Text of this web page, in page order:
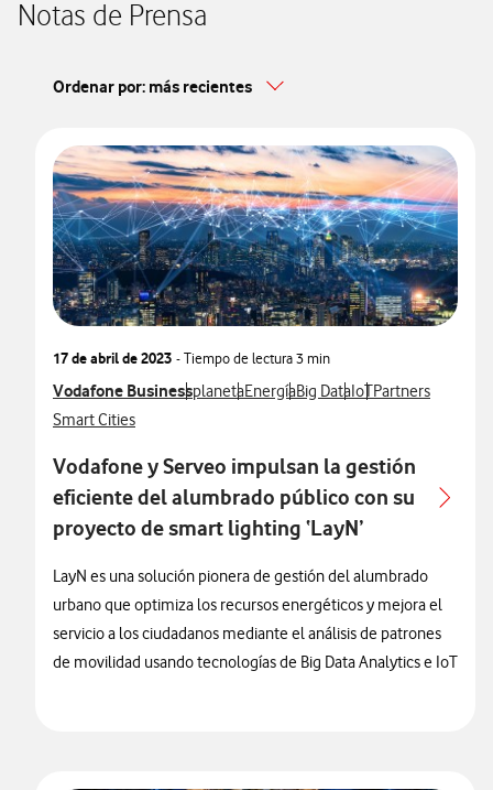
Notas de Prensa
Ordenar por: más recientes
17 de abril de 2023 - Tiempo de lectura3 min
Ver más notas de prensa relacionados con
Vodafone BusinessVer más notas de prensa relacionados con
planetaVer más notas de prensa
EnergíaVer más notas de prensa
Big DataVer más notas de
IoTVer más notas
Partners
Ver más notas de prensa relacionados con
Smart Cities
Vodafone y Serveo impulsan la gestión
eficiente del alumbrado público con su
proyecto de smart lighting ‘LayN’
LayN es una solución pionera de gestión del alumbrado
urbano que optimiza los recursos energéticos y mejora el
servicio a los ciudadanos mediante el análisis de patrones
de movilidad usando tecnologías de Big Data Analytics e IoT